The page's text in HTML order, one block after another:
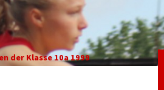
der Klasse 10a 1999